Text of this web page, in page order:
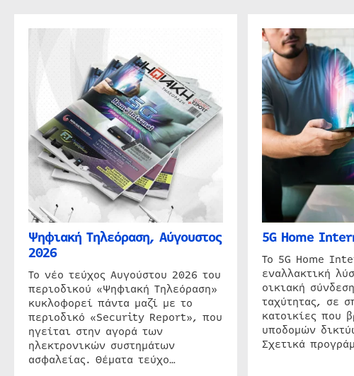
Ψηφιακή Τηλεόραση, Αύγουστος
2026
Το νέο τεύχος Αυγούστου 2026 του
περιοδικού «Ψηφιακή Τηλεόραση»
κυκλοφορεί πάντα μαζί με το
περιοδικό «Security Report», που
ηγείται στην αγορά των
ηλεκτρονικών συστημάτων
ασφαλείας. Θέματα τεύχο…
5G Home
Το 5G Home
εναλλακτική
οικιακή
ταχύτητας, σε
κατοικίες που
υποδομών
Σχετικά